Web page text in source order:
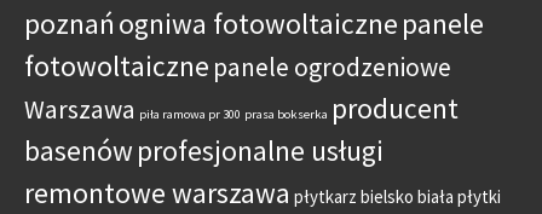
poznań ogniwa fotowoltaiczne panele
fotowoltaiczne panele ogrodzeniowe
Warszawa piła ramowa pr 300 prasa bokserka producent
basenów profesjonalne usługi
remontowe warszawa płytkarz bielsko biała płytki